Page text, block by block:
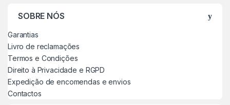
SOBRE NÓS
Garantias
Livro de reclamações
Termos e Condições
Direito à Privacidade e RGPD
Expedição de encomendas e envios
Contactos